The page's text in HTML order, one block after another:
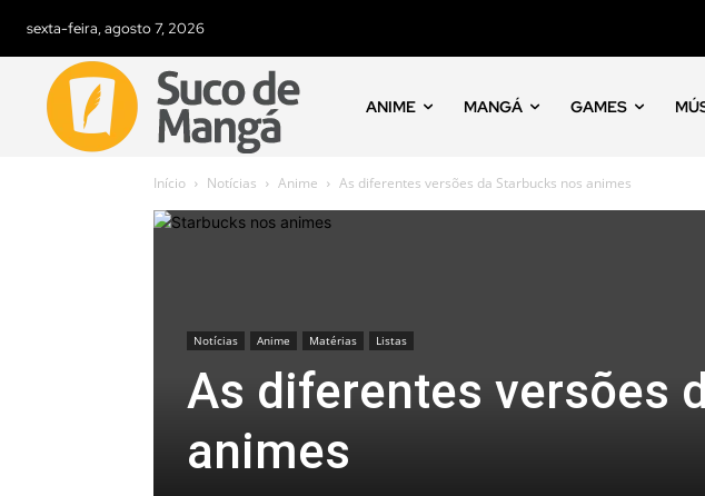
sexta-feira, agosto 7, 2026
ANIME MANGÁ GAMES
Início Notícias Anime As diferentes versões da Starbucks nos animes
Notícias Anime Matérias Listas
As diferentes versões
animes